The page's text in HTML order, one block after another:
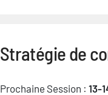
Stratégie de
Prochaine Session : 13-